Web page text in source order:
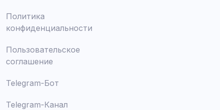
Политика
конфиденциальности
Пользовательское
соглашение
Telegram-Бот
Telegram-Канал